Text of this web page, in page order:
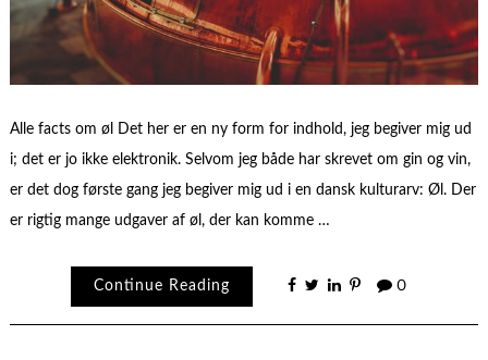
Alle facts om øl Det her er en ny form for indhold, jeg begiver mig ud
i; det er jo ikke elektronik. Selvom jeg både har skrevet om gin og vin,
er det dog første gang jeg begiver mig ud i en dansk kulturarv: Øl. Der
er rigtig mange udgaver af øl, der kan komme …
Continue Reading 0